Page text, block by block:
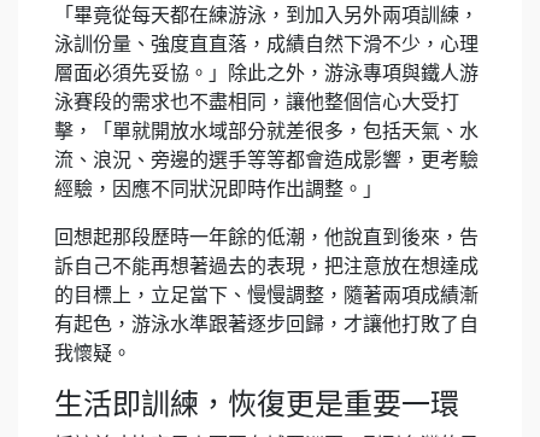
「畢竟從每天都在練游泳，到加入另外兩項訓練，
泳訓份量、強度直直落，成績自然下滑不少，心理
層面必須先妥協。」除此之外，游泳專項與鐵人游
泳賽段的需求也不盡相同，讓他整個信心大受打
擊，「單就開放水域部分就差很多，包括天氣、水
流、浪況、旁邊的選手等等都會造成影響，更考驗
經驗，因應不同狀況即時作出調整。」
回想起那段歷時一年餘的低潮，他說直到後來，告
訴自己不能再想著過去的表現，把注意放在想達成
的目標上，立足當下、慢慢調整，隨著兩項成績漸
有起色，游泳水準跟著逐步回歸，才讓他打敗了自
我懷疑。
生活即訓練，恢復更是重要一環